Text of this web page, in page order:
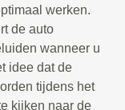
werken.
de auto
wanneer u
idee dat de
tijdens het
kijken naar de